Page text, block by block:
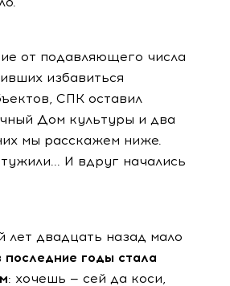
от подавляющего числа
избавиться
СПК оставил
Дом культуры и два
мы расскажем ниже.
И вдруг начались
лет двадцать назад мало
последние годы стала
: хочешь — сей да коси,